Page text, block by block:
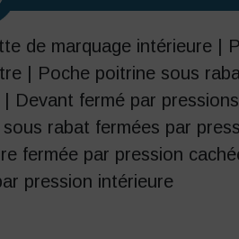
de marquage intérieure |
| Poche poitrine sous
| Devant fermé par
sous rabat fermées par
fermée par pression
pression intérieure